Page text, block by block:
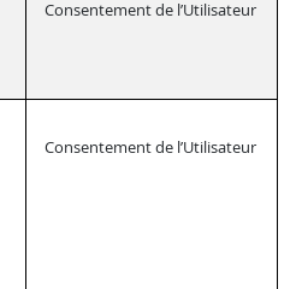
Consentement de l’Utilisateur
Consentement de l’Utilisateur